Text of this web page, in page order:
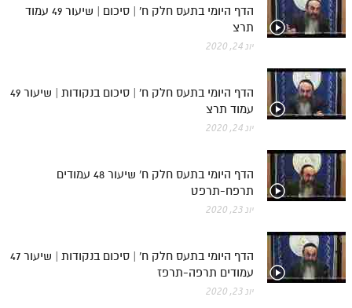
הדף היומי בתעס חלק ח' | סיכום | שיעור 49 עמוד
תרצ
יונ 24, 2020
הדף היומי בתעס חלק ח' | סיכום בנקודות | שיעור 49
עמוד תרצ
יונ 24, 2020
הדף היומי בתעס חלק ח' שיעור 48 עמודים
תרפח-תרפט
יונ 23, 2020
הדף היומי בתעס חלק ח' | סיכום בנקודות | שיעור 47
עמודים תרפה-תרפז
יונ 23, 2020